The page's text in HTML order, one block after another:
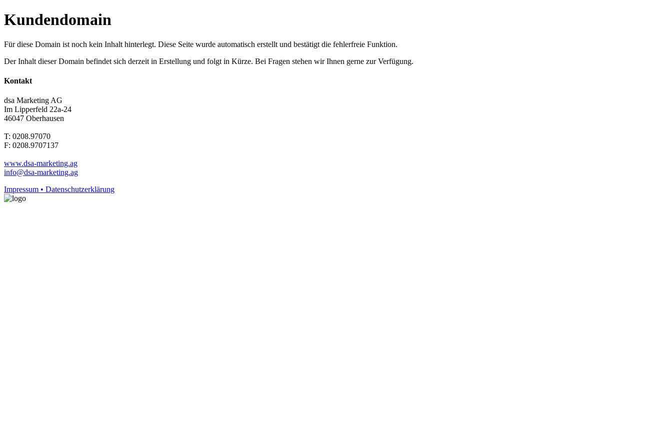
Kundendomain
Für diese Domain ist noch kein Inhalt hinterlegt. Diese Seite wurde automatisch erstellt und bestätigt die fehlerfreie Funktion.
Der Inhalt dieser Domain befindet sich derzeit in Erstellung und folgt in Kürze. Bei Fragen stehen wir Ihnen gerne zur Verfügung.
Kontakt
dsa Marketing AG
Im Lipperfeld 22a-24
46047 Oberhausen
T: 0208.97070
F: 0208.9707137
www.dsa-marketing.ag
info@dsa-marketing.ag
Impressum • Datenschutzerklärung